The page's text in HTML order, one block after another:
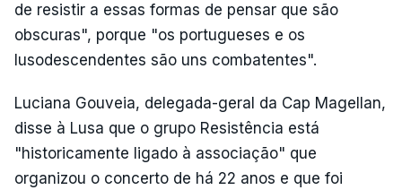
de resistir a essas formas de pensar que são
obscuras", porque "os portugueses e os
lusodescendentes são uns combatentes".
Luciana Gouveia, delegada-geral da Cap Magellan,
disse à Lusa que o grupo Resistência está
"historicamente ligado à associação" que
organizou o concerto de há 22 anos e que foi